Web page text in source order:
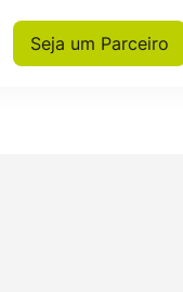
Seja um Parceiro